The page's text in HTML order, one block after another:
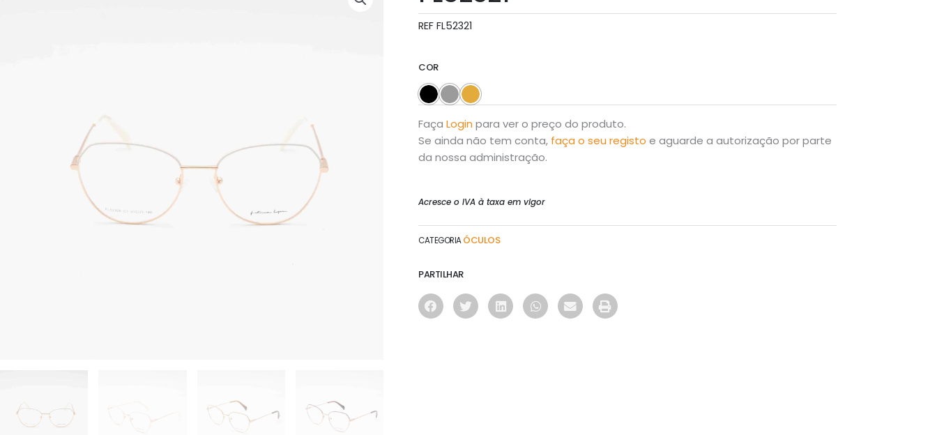
REF FL52321
COR
Faça Login para ver o preço do produto.
Se ainda não tem conta, faça o seu registo e aguarde a autorização por parte
da nossa administração.
Acresce o IVA à taxa em vigor
CATEGORIA ÓCULOS
PARTILHAR